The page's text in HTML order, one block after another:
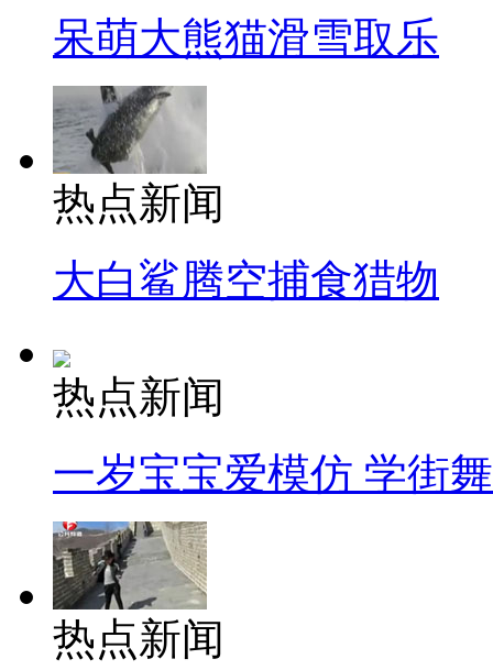
呆萌大熊猫滑雪取乐
热点新闻
大白鲨腾空捕食猎物
热点新闻
一岁宝宝爱模仿 学街
热点新闻